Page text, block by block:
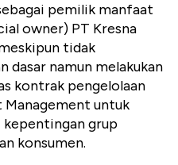
pemilik manfaat
owner) PT Kresna
tidak
dasar namun melakukan
kontrak pengelolaan
Management untuk
kepentingan grup
konsumen.